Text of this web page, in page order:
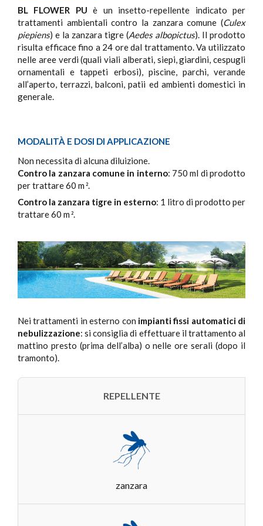
BL FLOWER PU è un insetto-repellente indicato per
trattamenti ambientali contro la zanzara comune (Culex
piepiens) e la zanzara tigre (Aedes albopictus). Il prodotto
risulta efficace fino a 24 ore dal trattamento. Va utilizzato
nelle aree verdi (quali viali alberati, siepi, giardini, cespugli
ornamentali e tappeti erbosi), piscine, parchi, verande
all’aperto, terrazzi, balconi, patii ed ambienti domestici in
generale.
MODALITÀ E DOSI DI APPLICAZIONE
Non necessita di alcuna diluizione.
Contro la zanzara comune in interno: 750 ml di prodotto
per trattare 60 m 2.
Contro la zanzara tigre in esterno: 1 litro di prodotto per
trattare 60 m 2.
Nei trattamenti in esterno con impianti fissi automatici di
nebulizzazione: si consiglia di effettuare il trattamento al
mattino presto (prima dell’alba) o nelle ore serali (dopo il
tramonto).
REPELLENTE
zanzara